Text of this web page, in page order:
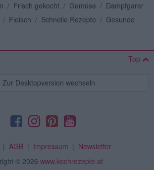
/ Frisch gekocht / Gemüse / Dampfgarer
/ Fleisch / Schnelle Rezepte / Gesunde
Top
Zur Desktopversion wechseln
AGB| Impressum | Newsletter
© 2026 www.kochrezepte.at